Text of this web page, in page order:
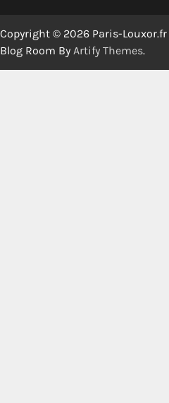
Copyright © 2026 Paris-Louxor.fr
Blog Room By Artify Themes.